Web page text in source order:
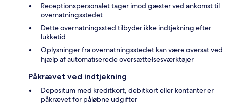
Receptionspersonalet tager imod gæster ved ankomst til
overnatningsstedet
Dette overnatningssted tilbyder ikke indtjekning efter
lukketid
Oplysninger fra overnatningsstedet kan være oversat ved
hjælp af automatiserede oversættelsesværktøjer
Påkrævet ved indtjekning
Depositum med kreditkort, debitkort eller kontanter er
påkrævet for påløbne udgifter